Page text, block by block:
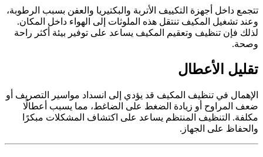
تتجمع داخل أجهزة التكييف الأتربة والبكتيريا والعفن بسبب الرطوبة،
وعند تشغيل المكيف تنتقل هذه الملوثات إلى الهواء داخل المكان.
لذلك فإن تنظيف وتعقيم المكيف يساعد على توفير بيئة أكثر راحة
وصحة.
تقليل الأعطال
الإهمال في تنظيف المكيف قد يؤدي إلى انسداد مواسير التصريف أو
ضعف المراوح أو زيادة الضغط على الضاغط، مما يسبب أعطالًا
مكلفة. التنظيف المنتظم يساعد على اكتشاف المشكلات مبكرًا
والحفاظ على الجهاز.